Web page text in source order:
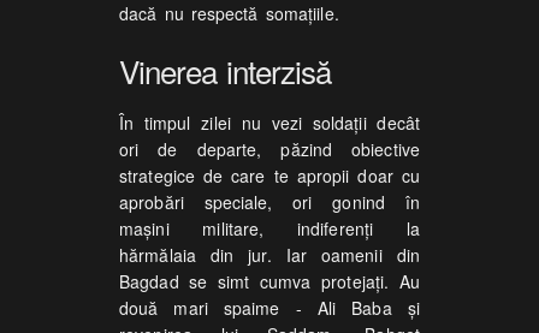
dacă nu respectă somaţiile.
Vinerea interzisă
În timpul zilei nu vezi soldaţii decât
ori de departe, păzind obiective
strategice de care te apropii doar cu
aprobări speciale, ori gonind în
maşini militare, indiferenţi la
hărmălaia din jur. Iar oamenii din
Bagdad se simt cumva protejaţi. Au
două mari spaime - Ali Baba şi